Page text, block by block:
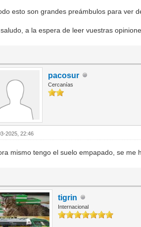
esto son grandes preámbulos para ver
a la espera de leer vuestras
pacosur
Cercanías
2025, 22:46
mismo tengo el suelo empapado, se me
tigrin
Internacional